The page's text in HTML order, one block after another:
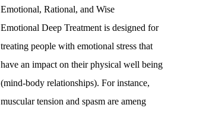
Emotional, Rational, and Wise
Emotional Deep Treatment is designed for
treating people with emotional stress that
have an impact on their physical well being
(mind-body relationships). For instance,
muscular tension and spasm are ameng